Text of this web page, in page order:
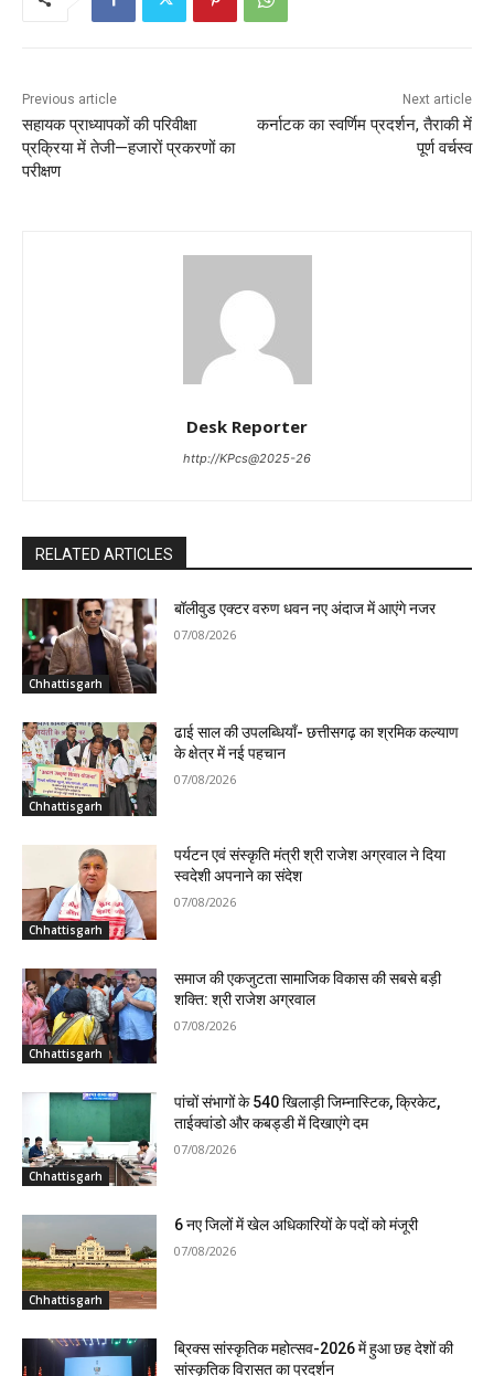
Previous article
सहायक प्राध्यापकों की परिवीक्षा
प्रक्रिया में तेजी—हजारों प्रकरणों का
परीक्षण
Next article
कर्नाटक का स्वर्णिम प्रदर्शन, तैराकी में
पूर्ण वर्चस्व
Desk Reporter
http://KPcs@2025-26
RELATED ARTICLES
Chhattisgarh
बॉलीवुड एक्टर वरुण धवन नए अंदाज में आएंगे नजर
07/08/2026
Chhattisgarh
ढाई साल की उपलब्धियाँ- छत्तीसगढ़ का श्रमिक कल्याण
के क्षेत्र में नई पहचान
07/08/2026
Chhattisgarh
पर्यटन एवं संस्कृति मंत्री श्री राजेश अग्रवाल ने दिया
स्वदेशी अपनाने का संदेश
07/08/2026
Chhattisgarh
समाज की एकजुटता सामाजिक विकास की सबसे बड़ी
शक्ति: श्री राजेश अग्रवाल
07/08/2026
Chhattisgarh
पांचों संभागों के 540 खिलाड़ी जिम्नास्टिक, क्रिकेट,
ताईक्वांडो और कबड्डी में दिखाएंगे दम
07/08/2026
Chhattisgarh
6 नए जिलों में खेल अधिकारियों के पदों को मंजूरी
07/08/2026
ब्रिक्स सांस्कृतिक महोत्सव-2026 में हुआ छह देशों की
सांस्कृतिक विरासत का प्रदर्शन